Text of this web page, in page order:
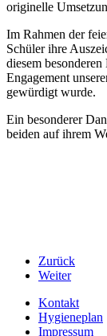
originelle
Im Rahmen der
Schüler ihre
diesem
Engagement
gewürdigt wurde.
Ein besonderer
beiden auf ihrem
Zurück
Weiter
Kontakt
Hygieneplan
Impressum